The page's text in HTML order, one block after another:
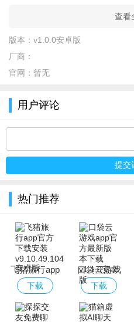
查看
版本：v1.0.0安卓版
厂商：
官网： 暂无
用户评论
热门推荐
飞猪旅行app
官方下载安装
下载
口袋云游戏
app官方最新
版本下载
下载